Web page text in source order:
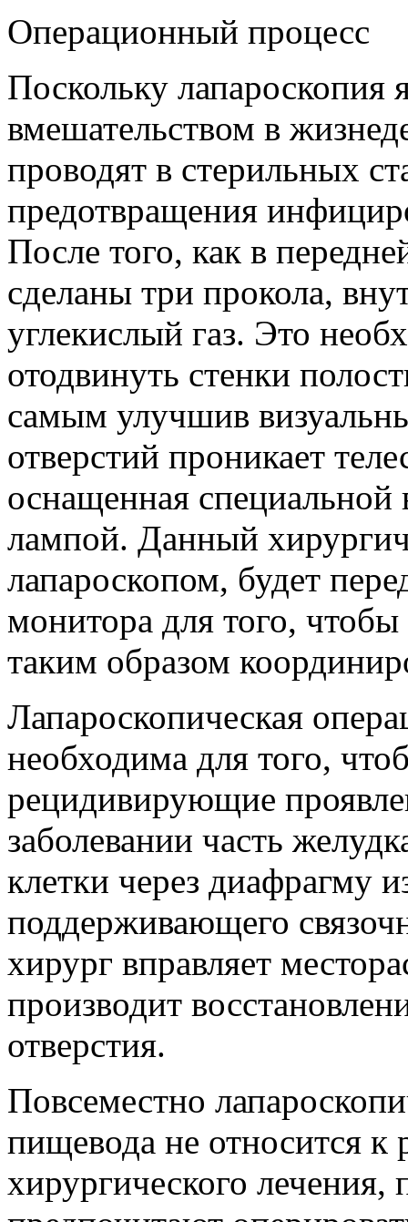
Операционный процесс
Поскольку лапароскопия
вмешательством в
проводят в стерильных
предотвращения
После того, как в
сделаны три прокола,
углекислый газ. Это
отодвинуть стенки
самым улучшив
отверстий проникает
оснащенная специальной
лампой. Данный
лапароскопом, будет
монитора для того,
таким образом
Лапароскопическая
необходима для того,
рецидивирующие
заболевании часть
клетки через диафрагму
поддерживающего
хирург вправляет
производит
отверстия.
Повсеместно
пищевода не относится к
хирургического